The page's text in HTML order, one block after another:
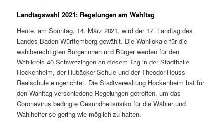
Landtagswahl 2021: Regelungen am Wahltag
Heute, am Sonntag, 14. März 2021, wird der 17. Landtag des
Landes Baden-Württemberg gewählt. Die Wahllokale für die
wahlberechtigten Bürgerinnen und Bürger werden für den
Wahlkreis 40 Schwetzingen an diesem Tag in der Stadthalle
Hockenheim, der Hubäcker-Schule und der Theodor-Heuss-
Realschule eingerichtet. Die Stadtverwaltung Hockenheim hat für
den Wahltag verschiedene Regelungen getroffen, um das
Coronavirus bedingte Gesundheitsrisiko für die Wähler und
Wahlhelfer so gering wie möglich zu halten.